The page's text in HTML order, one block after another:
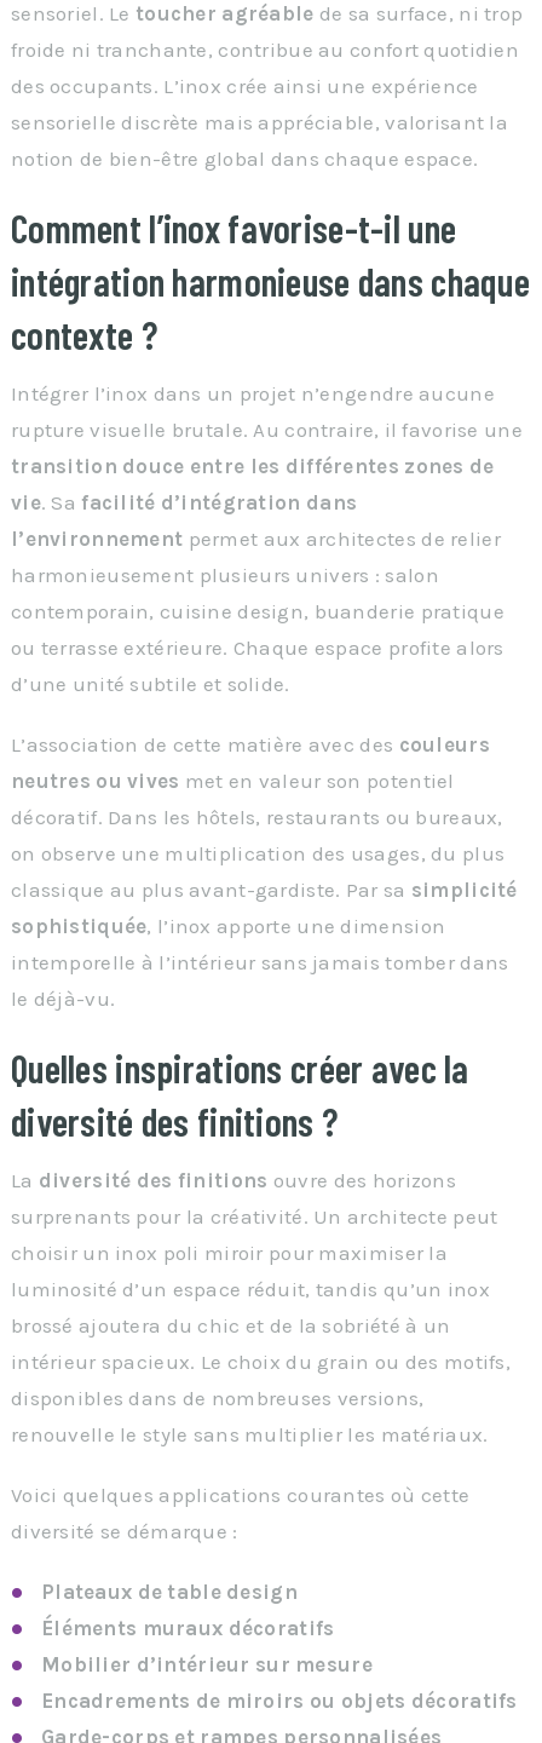
sensoriel. Le toucher agréable de sa surface, ni trop
froide ni tranchante, contribue au confort quotidien
des occupants. L’inox crée ainsi une expérience
sensorielle discrète mais appréciable, valorisant la
notion de bien-être global dans chaque espace.
Comment l’inox favorise-t-il une
intégration harmonieuse dans chaque
contexte ?
Intégrer l’inox dans un projet n’engendre aucune
rupture visuelle brutale. Au contraire, il favorise une
transition douce entre les différentes zones de
vie. Sa facilité d’intégration dans
l’environnement permet aux architectes de relier
harmonieusement plusieurs univers : salon
contemporain, cuisine design, buanderie pratique
ou terrasse extérieure. Chaque espace profite alors
d’une unité subtile et solide.
L’association de cette matière avec des couleurs
neutres ou vives met en valeur son potentiel
décoratif. Dans les hôtels, restaurants ou bureaux,
on observe une multiplication des usages, du plus
classique au plus avant-gardiste. Par sa simplicité
sophistiquée, l’inox apporte une dimension
intemporelle à l’intérieur sans jamais tomber dans
le déjà-vu.
Quelles inspirations créer avec la
diversité des finitions ?
La diversité des finitions ouvre des horizons
surprenants pour la créativité. Un architecte peut
choisir un inox poli miroir pour maximiser la
luminosité d’un espace réduit, tandis qu’un inox
brossé ajoutera du chic et de la sobriété à un
intérieur spacieux. Le choix du grain ou des motifs,
disponibles dans de nombreuses versions,
renouvelle le style sans multiplier les matériaux.
Voici quelques applications courantes où cette
diversité se démarque :
Plateaux de table design
Éléments muraux décoratifs
Mobilier d’intérieur sur mesure
Encadrements de miroirs ou objets décoratifs
Garde-corps et rampes personnalisées